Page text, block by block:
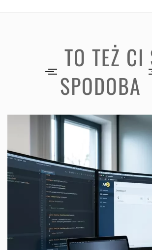
TO TEŻ CI
SPODOBA